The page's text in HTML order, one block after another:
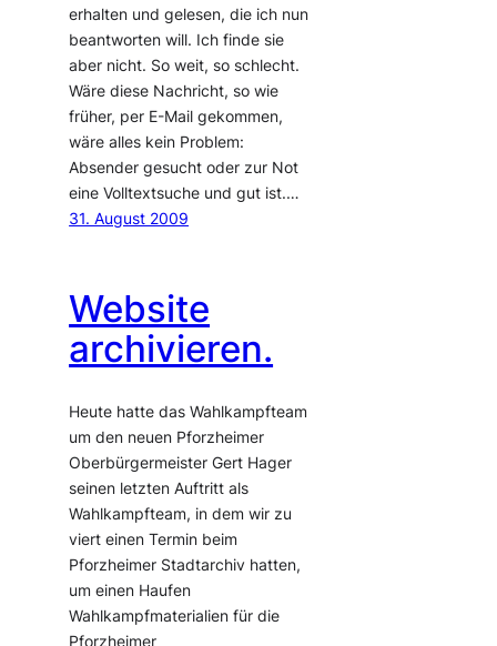
erhalten und gelesen, die ich nun
beantworten will. Ich finde sie
aber nicht. So weit, so schlecht.
Wäre diese Nachricht, so wie
früher, per E-Mail gekommen,
wäre alles kein Problem:
Absender gesucht oder zur Not
eine Volltextsuche und gut ist.…
31. August 2009
Website
archivieren.
Heute hatte das Wahlkampfteam
um den neuen Pforzheimer
Oberbürgermeister Gert Hager
seinen letzten Auftritt als
Wahlkampfteam, in dem wir zu
viert einen Termin beim
Pforzheimer Stadtarchiv hatten,
um einen Haufen
Wahlkampfmaterialien für die
Pforzheimer